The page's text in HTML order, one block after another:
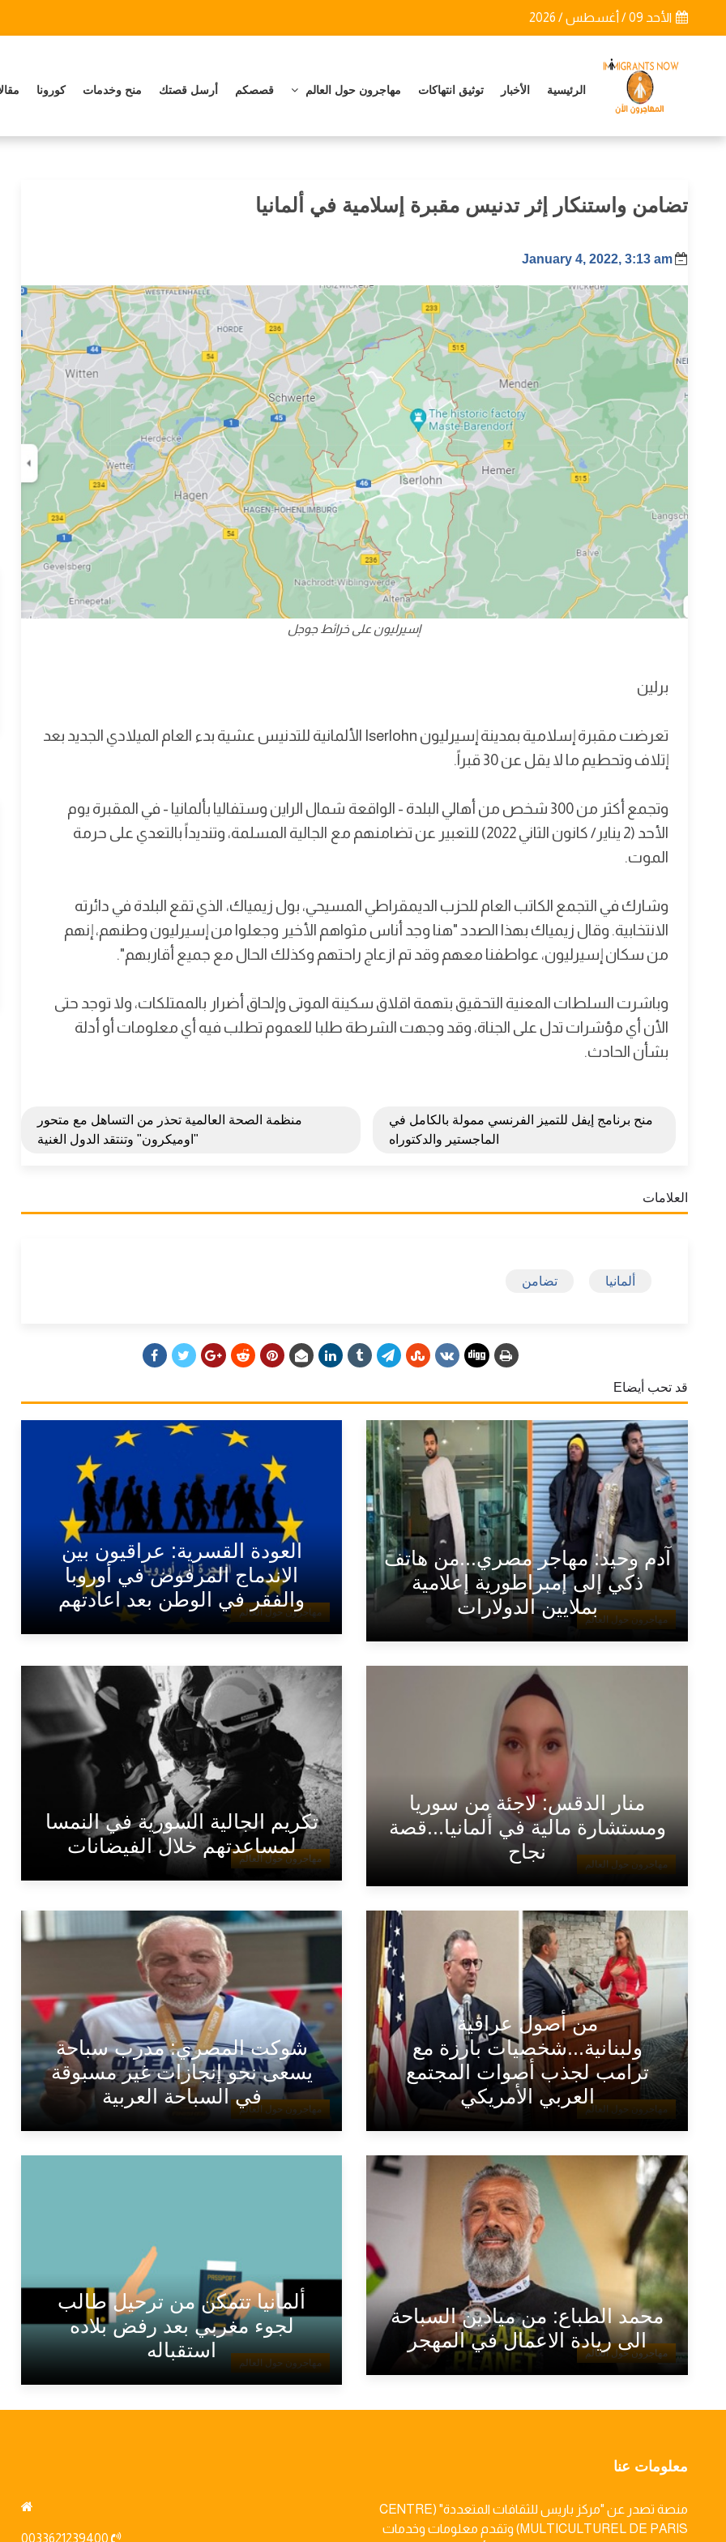
الأحد 09 / أغسطس / 2026
الرئيسية الأخبار توثيق انتهاكات مهاجرون حول العالم قصصكم أرسل قصتك منح وخدمات كورونا
تضامن واستنكار إثر تدنيس مقبرة إسلامية في ألمانيا
January 4, 2022, 3:13 am
إسيرليون على خرائط جوجل
برلين
تعرضت مقبرة إسلامية بمدينة إسيرليون Iserlohn الألمانية للتدنيس عشية بدء العام الميلادي الجديد بعد
إتلاف وتحطيم ما لا يقل عن 30 قبراً.
وتجمع أكثر من 300 شخص من أهالي البلدة - الواقعة شمال الراين وستفاليا بألمانيا - في المقبرة يوم
الأحد (2 يناير/ كانون الثاني 2022) للتعبير عن تضامنهم مع الجالية المسلمة، وتنديداً بالتعدي على حرمة
الموت.
وشارك في التجمع الكاتب العام للحزب الديمقراطي المسيحي، بول زيمياك، الذي تقع البلدة في دائرته
الانتخابية. وقال زيمياك بهذا الصدد "هنا وجد أناس مثواهم الأخير وجعلوا من إسيرليون وطنهم، إنهم
من سكان إسيرليون، عواطفنا معهم وقد تم ازعاج راحتهم وكذلك الحال مع جميع أقاربهم".
وباشرت السلطات المعنية التحقيق بتهمة اقلاق سكينة الموتى وإلحاق أضرار بالممتلكات، ولا توجد حتى
الأن أي مؤشرات تدل على الجناة، وقد وجهت الشرطة طلبا للعموم تطلب فيه أي معلومات أو أدلة
بشأن الحادث.
منح برنامج إيفل للتميز الفرنسي ممولة بالكامل في
الماجستير والدكتوراه
منظمة الصحة العالمية تحذر من التساهل مع متحور
"اوميكرون" وتنتقد الدول الغنية
العلامات
ألمانيا تضامن
قد تحب أيضاE
مهاجرون حول العالم
آدم وحيد: مهاجر مصري...من هاتف
ذكي إلى إمبراطورية إعلامية
بملايين الدولارات
مهاجرون حول العالم
العودة القسرية: عراقيون بين
الاندماج المرفوض في أوروبا
والفقر في الوطن بعد اعادتهم
مهاجرون حول العالم
منار الدقس: لاجئة من سوريا
ومستشارة مالية في ألمانيا...قصة
نجاح
مهاجرون حول العالم
تكريم الجالية السورية في النمسا
لمساعدتهم خلال الفيضانات
مهاجرون حول العالم
من أصول عراقية
ولبنانية...شخصيات بارزة مع
ترامب لجذب أصوات المجتمع
العربي الأمريكي
مهاجرون حول العالم
شوكت المصري: مدرب سباحة
يسعى نحو إنجازات غير مسبوقة
في السباحة العربية
مهاجرون حول العالم
محمد الطباع: من ميادين السباحة
الى ريادة الاعمال في المهجر
مهاجرون حول العالم
ألمانيا تتمكن من ترحيل طالب
لجوء مغربي بعد رفض بلاده
استقباله
معلومات عنا
منصة تصدر عن "مركز باريس للثقافات المتعددة" (CENTRE
MULTICULTUREL DE PARIS) وتقدم معلومات وخدمات